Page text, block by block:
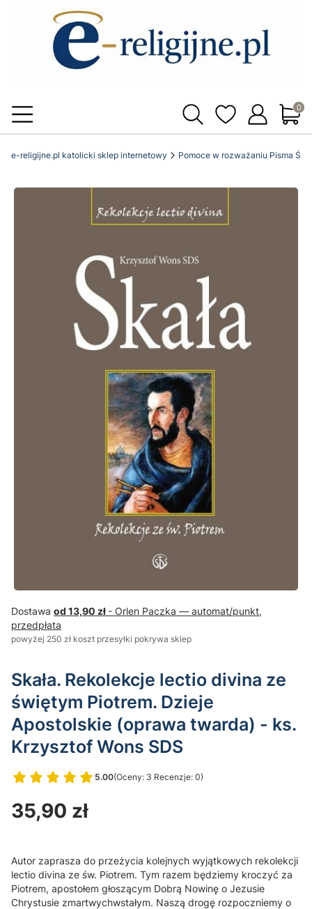
e-religijne.pl katolicki sklep internetowy Pomoce w rozważaniu Pisma
Dostawa od 13,90 zł - Orlen Paczka — automat/punkt,
przedpłata
powyżej 250 zł koszt przesyłki pokrywa sklep
Skała. Rekolekcje lectio divina ze
świętym Piotrem. Dzieje
Apostolskie (oprawa twarda) - ks.
Krzysztof Wons SDS
5.00(Oceny: 3 Recenzje: 0)
Przejdź do sekcji Opinie
Cena
35,90 zł
Autor zaprasza do przeżycia kolejnych wyjątkowych rekolekcji
lectio divina ze św. Piotrem. Tym razem będziemy kroczyć za
Piotrem, apostołem głoszącym Dobrą Nowinę o Jezusie
Chrystusie zmartwychwstałym. Naszą drogę rozpoczniemy o